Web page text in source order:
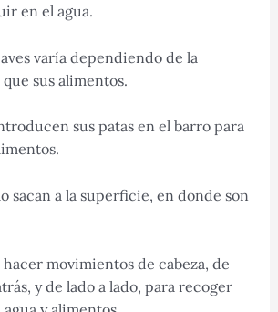
en el agua.
varía dependiendo de la
sus alimentos.
sus patas en el barro para
sacan a la superficie, en donde son
movimientos de cabeza, de
y de lado a lado, para recoger